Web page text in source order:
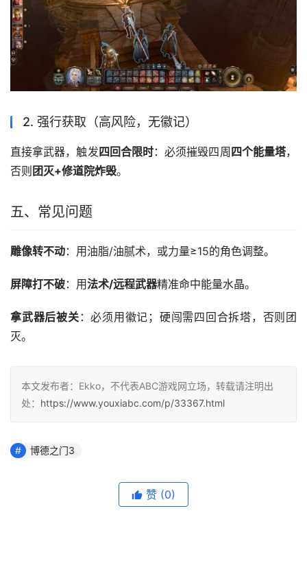
2. 强行获取（高风险，无徽记）
直接拿武器，触发四回合限时：必须摧毁四周 四个能量塔，
否则 团灭+修道院炸毁。
五、常见问题
雕像转不动：用油脂/油腻术，或力量≥15的角色调整。
屏障打不破：用法术/远程武器精准命中能量水晶。
拿武器后被关 ：必须用徽记；硬闯需四回合拆塔，否则团
灭。
本文发布者：Ekko，不代表ABC游戏网立场，转载请注明出
处： https://www.youxiabc.com/p/33367.html
博德之门3
赞 (0)